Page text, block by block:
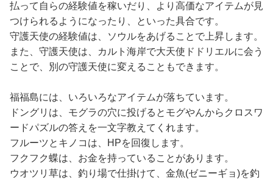
払って自らの経験値を稼いだり、より高価なアイテムが見
つけられるようになったり、といった具合です。
守護天使の経験値は、ソウルをあげることで上昇します。
また、守護天使は、カルト海岸で大天使ドドリエルに会う
ことで、別の守護天使に変えることもできます。
福福島には、いろいろなアイテムが落ちています。
ドングリは、モグラの穴に投げるとモグやんからクロスワ
ードパズルの答えを一文字教えてくれます。
フルーツとキノコは、HPを回復します。
フクフク蝶は、お金を持っていることがあります。
ウオツリ草は、釣り場で仕掛けて、金魚(ゼニーギョ)を釣